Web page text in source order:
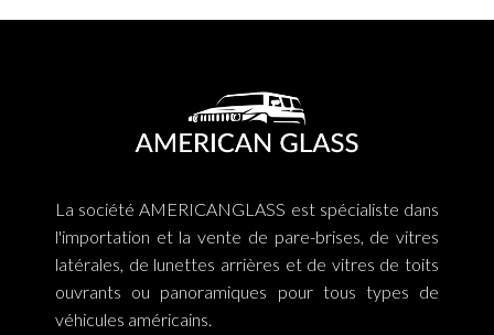
La société AMERICANGLASS est spécialiste dans
l'importation et la vente de pare-brises, de vitres
latérales, de lunettes arrières et de vitres de toits
ouvrants ou panoramiques pour tous types de
véhicules américains.